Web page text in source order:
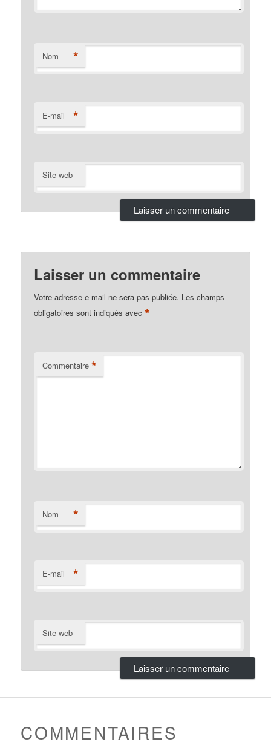
Nom *
E-mail *
Site web
Laisser un commentaire
Votre adresse e-mail ne sera pas publiée. Les champs
obligatoires sont indiqués avec*
Commentaire *
Nom *
E-mail *
Site web
COMMENTAIRES